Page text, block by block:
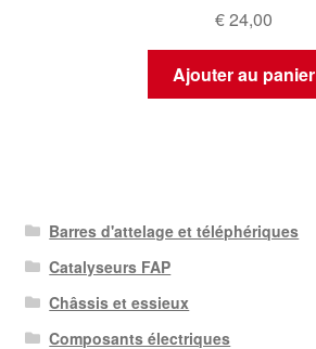
€24,00
Ajouter au panier
Barres d'attelage et téléphériques
Catalyseurs FAP
Châssis et essieux
Composants électriques